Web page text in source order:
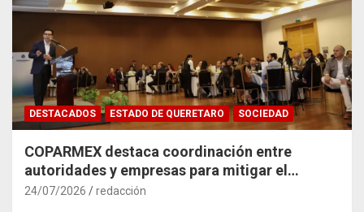
DESTACADOS ESTADO DE QUERETARO SOCIEDAD
COPARMEX destaca coordinación entre
autoridades y empresas para mitigar el
impacto del Tren México–Querétaro
24/07/2026 redacción